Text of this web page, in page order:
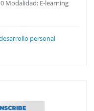
Modalidad: E-learning
personal